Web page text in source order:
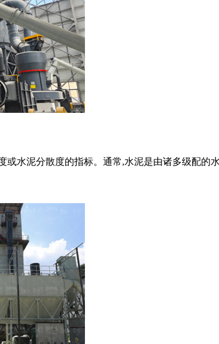
或水泥分散度的指标。通常,水泥是由诸多级配